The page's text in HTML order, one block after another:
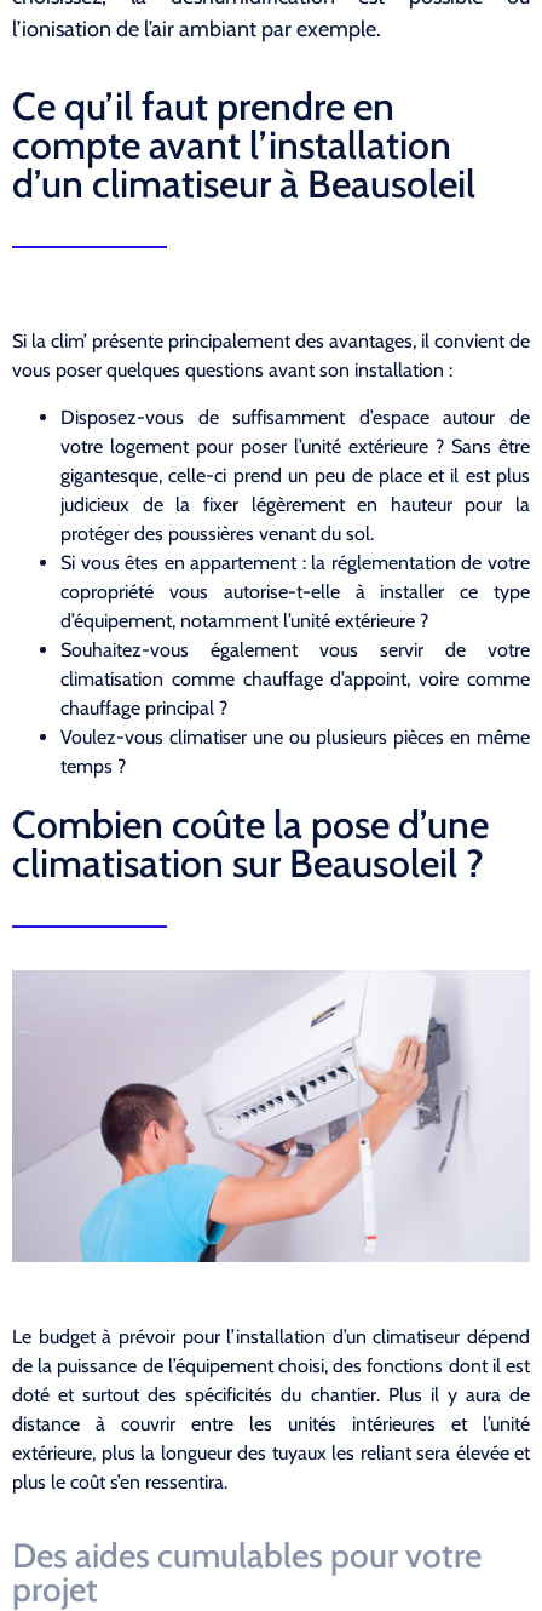
l’ionisation de l’air ambiant par exemple.
Ce qu’il faut prendre en
compte avant l’installation
d’un climatiseur à Beausoleil
Si la clim’ présente principalement des avantages, il convient de
vous poser quelques questions avant son installation :
Disposez-vous de suffisamment d’espace autour de
votre logement pour poser l’unité extérieure ? Sans être
gigantesque, celle-ci prend un peu de place et il est plus
judicieux de la fixer légèrement en hauteur pour la
protéger des poussières venant du sol.
Si vous êtes en appartement : la réglementation de votre
copropriété vous autorise-t-elle à installer ce type
d’équipement, notamment l’unité extérieure ?
Souhaitez-vous également vous servir de votre
climatisation comme chauffage d’appoint, voire comme
chauffage principal ?
Voulez-vous climatiser une ou plusieurs pièces en même
temps ?
Combien coûte la pose d’une
climatisation sur Beausoleil ?
Le budget à prévoir pour l’installation d’un climatiseur dépend
de la puissance de l’équipement choisi, des fonctions dont il est
doté et surtout des spécificités du chantier. Plus il y aura de
distance à couvrir entre les unités intérieures et l’unité
extérieure, plus la longueur des tuyaux les reliant sera élevée et
plus le coût s’en ressentira.
Des aides cumulables pour votre
projet